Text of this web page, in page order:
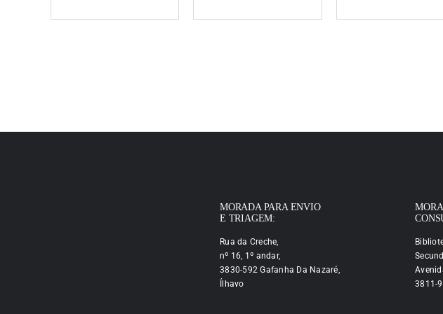
MORADA PARA ENVIO
E TRIAGEM:
Rua da Creche,
nº 16, 1º andar,
3830-592 Gafanha Da Nazaré,
Ílhavo
3811-